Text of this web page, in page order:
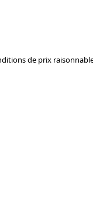
de prix